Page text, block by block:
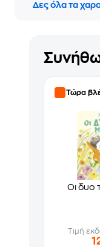
Δες όλα τα
Τώρα
Οι δυο
Τιμή